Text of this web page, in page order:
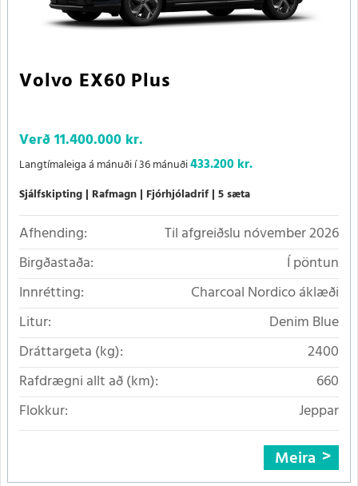
Volvo EX60 Plus
Verð11.400.000 kr.
Langtímaleiga á mánuði í 36 mánuði433.200 kr.
Sjálfskipting Rafmagn Fjórhjóladrif 5 sæta
Afhending:
Til afgreiðslu nóvember 2026
Birgðastaða:
Í pöntun
Innrétting:
Charcoal Nordico áklæði
Litur:
Denim Blue
Dráttargeta (kg):
2400
Rafdrægni allt að (km):
660
Flokkur:
Jeppar
Meira